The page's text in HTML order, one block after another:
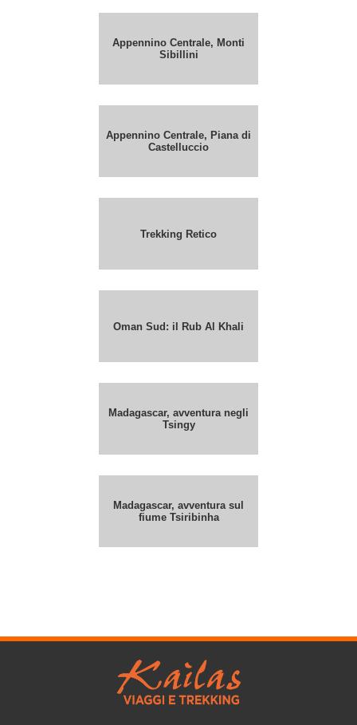
Appennino Centrale, Monti
Sibillini
Appennino Centrale, Piana di
Castelluccio
Trekking Retico
Oman Sud: il Rub Al Khali
Madagascar, avventura negli
Tsingy
Madagascar, avventura sul
fiume Tsiribinha